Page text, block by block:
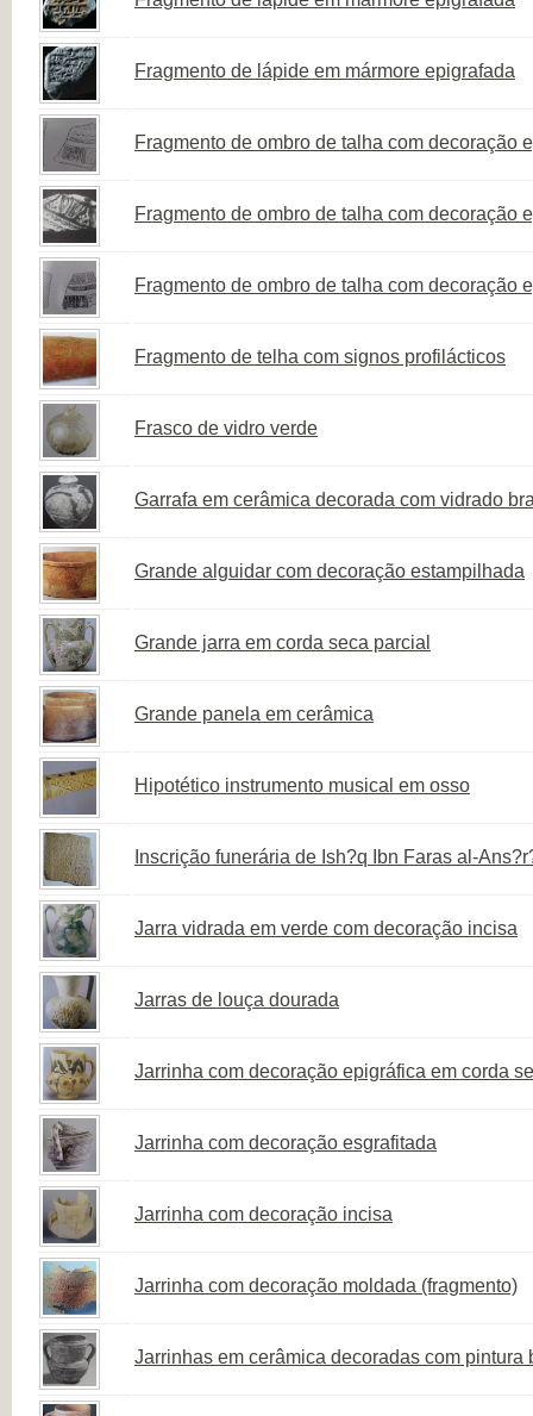
Fragmento de lápide em mármore epigrafada
Fragmento de ombro de talha com decoração
Fragmento de ombro de talha com decoração
Fragmento de ombro de talha com decoração
Fragmento de telha com signos profilácticos
Frasco de vidro verde
Garrafa em cerâmica decorada com vidrado
Grande alguidar com decoração estampilhada
Grande jarra em corda seca parcial
Grande panela em cerâmica
Hipotético instrumento musical em osso
Inscrição funerária de Ish?q Ibn Faras al-
Jarra vidrada em verde com decoração incisa
Jarras de louça dourada
Jarrinha com decoração epigráfica em corda
Jarrinha com decoração esgrafitada
Jarrinha com decoração incisa
Jarrinha com decoração moldada (fragmento)
Jarrinhas em cerâmica decoradas com pintura